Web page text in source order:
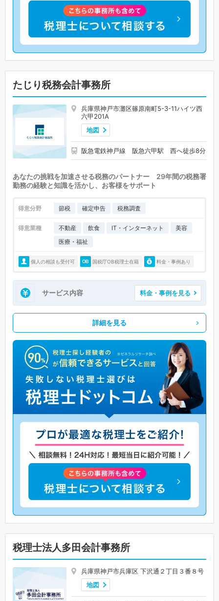
たじり税務会計事務所
兵庫県神戸市灘区篠原南町5-3-11ハイツ西
六甲201A
地図
阪急電鉄神戸線 阪急六甲駅 西へ徒歩8分
あなたの挑戦を加速させる税務のパートナー 29年間の税務署
勤務の経験と知識を活かし、お客様をサポート
得意分野 節税 確定申告 税務調査
得意業種 不動産 飲食 IT・インターネット
美容
医療・福祉
個人の相談も受付可 国税庁OB税理士在籍 料金・事例あり
サービス内容 料金・事例を見る
詳細を見る
税理士法人多田会計事務所
兵庫県神戸市兵庫区 下沢通２丁目３番８号
地図